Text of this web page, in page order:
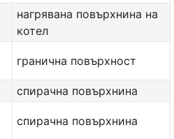
нагрявана повърхнина на
котел
гранична повърхност
спирачна повърхнина
спирачна повърхнина